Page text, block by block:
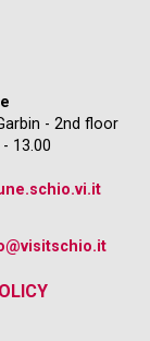
- 2nd floor
13.00